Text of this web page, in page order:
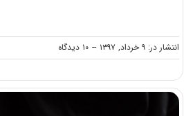
انتشار در: ۹ خرداد, ۱۳۹۷ -- ۱۰ دیدگاه
on
اعلام
شهریه